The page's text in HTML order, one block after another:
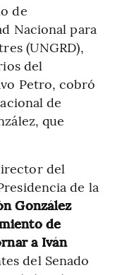
de
Nacional para
(UNGRD),
del
Petro, cobró
de
que
del
de la
González
de
a Iván
del Senado